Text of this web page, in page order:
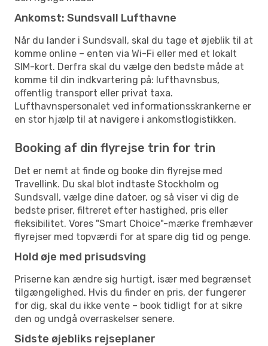
Ankomst: Sundsvall Lufthavne
Når du lander i Sundsvall, skal du tage et øjeblik til at
komme online – enten via Wi-Fi eller med et lokalt
SIM-kort. Derfra skal du vælge den bedste måde at
komme til din indkvartering på: lufthavnsbus,
offentlig transport eller privat taxa.
Lufthavnspersonalet ved informationsskrankerne er
en stor hjælp til at navigere i ankomstlogistikken.
Booking af din flyrejse trin for trin
Det er nemt at finde og booke din flyrejse med
Travellink. Du skal blot indtaste Stockholm og
Sundsvall, vælge dine datoer, og så viser vi dig de
bedste priser, filtreret efter hastighed, pris eller
fleksibilitet. Vores "Smart Choice"-mærke fremhæver
flyrejser med topværdi for at spare dig tid og penge.
Hold øje med prisudsving
Priserne kan ændre sig hurtigt, især med begrænset
tilgængelighed. Hvis du finder en pris, der fungerer
for dig, skal du ikke vente – book tidligt for at sikre
den og undgå overraskelser senere.
Sidste øjebliks rejseplaner